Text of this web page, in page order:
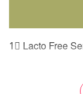
1⃣️ Lacto Free
喜欢全脱， 全